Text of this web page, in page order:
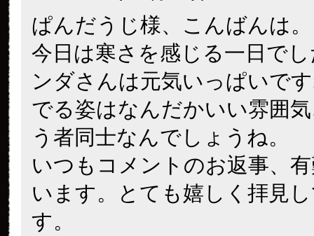
ぱんだうじ様、こんばんは。
今日は寒さを感じる一日で
ンダさんは元気いっぱいで
でる姿はなんだかいい雰囲
う者同士なんでしょうね。
いつもコメントのお返事、
います。とても嬉しく拝見
す。